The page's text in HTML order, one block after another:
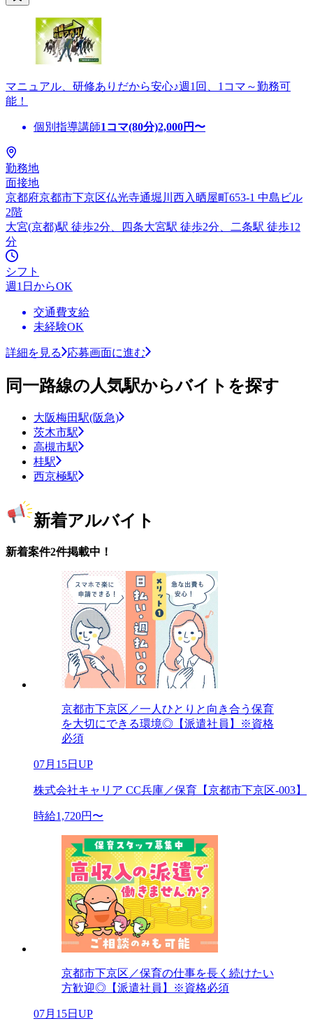
マニュアル、研修ありだから安心♪週1回、1コマ～勤務可
能！
個別指導講師1コマ(80分)2,000円〜
勤務地
面接地
京都府京都市下京区仏光寺通堀川西入晒屋町653-1 中島ビル
2階
大宮(京都)駅 徒歩2分、四条大宮駅 徒歩2分、二条駅 徒歩12
分
シフト
週1日からOK
交通費支給
未経験OK
詳細を見る 応募画面に進む
同一路線の人気駅からバイトを探す
大阪梅田駅(阪急)
茨木市駅
高槻市駅
桂駅
西京極駅
新着アルバイト
新着案件2件掲載中！
京都市下京区／一人ひとりと向き合う保育
を大切にできる環境◎【派遣社員】※資格
必須
07月15日UP
株式会社キャリア CC兵庫／保育【京都市下京区-003】
時給1,720円〜
京都市下京区／保育の仕事を長く続けたい
方歓迎◎【派遣社員】※資格必須
07月15日UP